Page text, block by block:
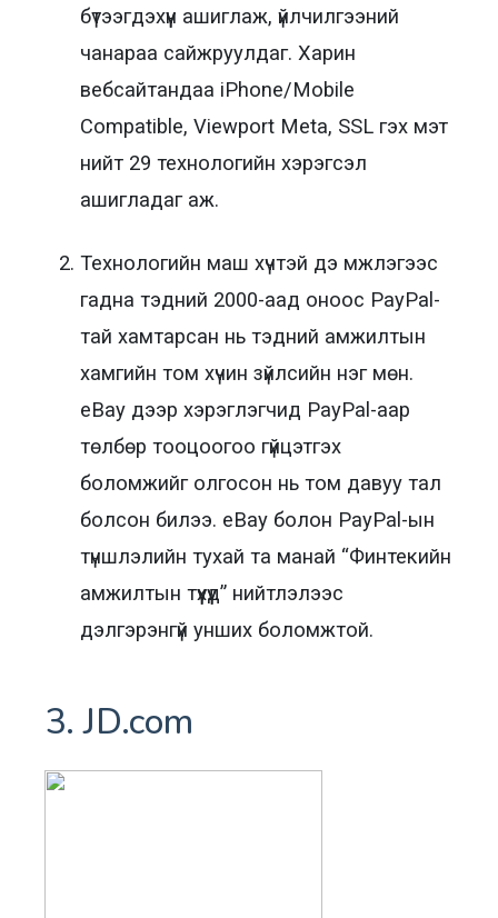
бүтээгдэхүүн ашиглаж, үйлчилгээний
чанараа сайжруулдаг. Харин
вебсайтандаа iPhone/Mobile
Compatible, Viewport Meta, SSL гэх мэт
нийт 29 технологийн хэрэгсэл
ашигладаг аж.
Технологийн маш хүчтэй дэ мжлэгээс
гадна тэдний 2000-аад оноос PayPal-
тай хамтарсан нь тэдний амжилтын
хамгийн том хүчин зүйлсийн нэг мөн.
eBay дээр хэрэглэгчид PayPal-аар
төлбөр тооцоогоо гүйцэтгэх
боломжийг олгосон нь том давуу тал
болсон билээ. eBay болон PayPal-ын
түншлэлийн тухай та манай “Финтекийн
амжилтын түүхүүд” нийтлэлээс
дэлгэрэнгүй унших боломжтой.
3. JD.com